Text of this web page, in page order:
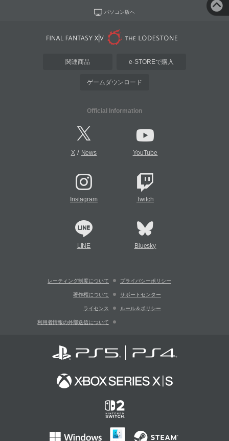
パソコン版へ
関連商品 e-STOREで購入
ゲームダウンロード
Official Information
X/ News YouTube
Instagram Twitch
LINE Bluesky
レーティング制度について プライバシーポリシー
著作権について サポートセンター
ライセンス ルール＆ポリシー
利用者情報の外部送信について